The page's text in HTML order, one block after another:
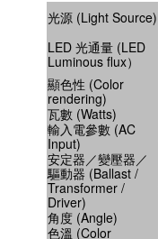
光源 (Light Source)
LED 光通量 (LED
Luminous flux）
顯色性 (Color
rendering)
瓦數 (Watts)
輸入電參數 (AC
Input)
安定器／變壓器／
驅動器 (Ballast /
Transformer /
Driver)
角度 (Angle)
色溫 (Color